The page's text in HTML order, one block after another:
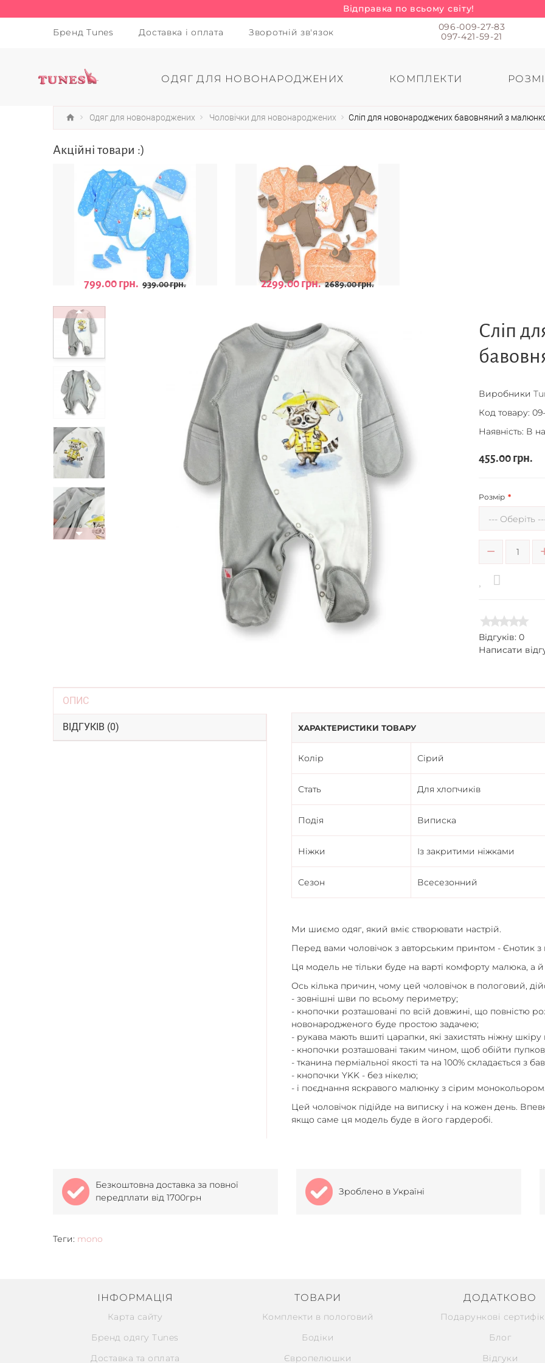
Відправка по всьому світу!
Бренд Tunes Доставка і оплата Зворотній зв'язок
096-009-27-83
097-421-59-21
ОДЯГ ДЛЯ НОВОНАРОДЖЕНИХ КОМПЛЕКТИ
Одяг для новонароджених Чоловічки для новонароджених Сліп для новонароджених бавовняний з
Акційні товари :)
799.00 грн. 939.00 грн. 2299.00 грн. 2689.00 грн.
Сліп
Виробники
Код товару:
Наявність: В
455.00 грн.
Розмір
--- Оберіть
Відгуків: 0
Написати
ОПИС
ВІДГУКІВ (0) ХАРАКТЕРИСТИКИ ТОВАРУ
Колір Сірий
Стать Для хлопчиків
Подія Виписка
Ніжки Із закритими ніжками
Сезон Всесезонний
Ми шиємо одяг, який вміє створювати настрій.
Перед вами чоловічок з авторським принтом - Єнотик з
Ця модель не тільки буде на варті комфорту малюка, а
Ось кілька причин, чому цей чоловічок в пологовий,
- зовнішні шви по всьому периметру;
- кнопочки розташовані по всій довжині, що повністю
новонародженого буде простою задачею;
- рукава мають вшиті царапки, які захистять ніжну шкіру
- кнопочки розташовані таким чином, щоб обійти
- тканина перміальної якості та на 100% складається з
- кнопочки YKK - без нікелю;
- і поєднання яскравого малюнку з сірим монокольором.
Цей чоловічок підійде на виписку і на кожен день.
якщо саме ця модель буде в його гардеробі.
Безкоштовна доставка за повної
передплати від 1700грн
Зроблено в Україні
Теги: mono
ІНФОРМАЦІЯ
Карта сайту
Бренд одягу Tunes
Доставка та оплата
ТОВАРИ
Комплекти в пологовий
Бодіки
Європелюшки
ДОДАТКОВО
Подарункові
Блог
Відгуки